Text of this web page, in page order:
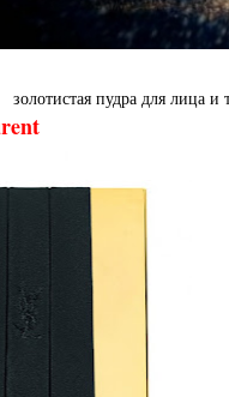
золотистая пудра для лица и